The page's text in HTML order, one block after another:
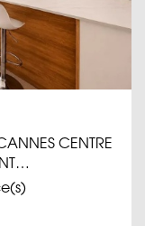
CENTRE